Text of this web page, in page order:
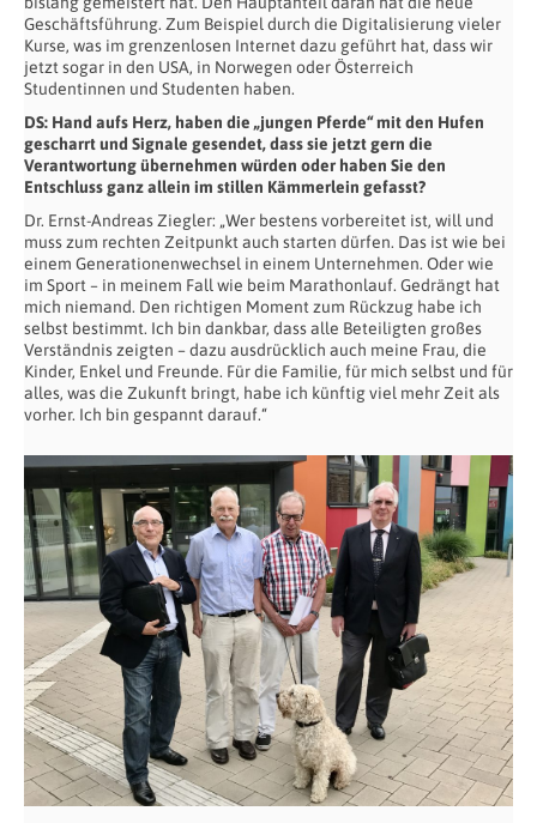
Geschäftsführung. Zum Beispiel durch die Digitalisierung vieler
Kurse, was im grenzenlosen Internet dazu geführt hat, dass wir
jetzt sogar in den USA, in Norwegen oder Österreich
Studentinnen und Studenten haben.
DS: Hand aufs Herz, haben die „jungen Pferde“ mit den Hufen
gescharrt und Signale gesendet, dass sie jetzt gern die
Verantwortung übernehmen würden oder haben Sie den
Entschluss ganz allein im stillen Kämmerlein gefasst?
Dr. Ernst-Andreas Ziegler: „Wer bestens vorbereitet ist, will und
muss zum rechten Zeitpunkt auch starten dürfen. Das ist wie bei
einem Generationenwechsel in einem Unternehmen. Oder wie
im Sport – in meinem Fall wie beim Marathonlauf. Gedrängt hat
mich niemand. Den richtigen Moment zum Rückzug habe ich
selbst bestimmt. Ich bin dankbar, dass alle Beteiligten großes
Verständnis zeigten – dazu ausdrücklich auch meine Frau, die
Kinder, Enkel und Freunde. Für die Familie, für mich selbst und für
alles, was die Zukunft bringt, habe ich künftig viel mehr Zeit als
vorher. Ich bin gespannt darauf.“